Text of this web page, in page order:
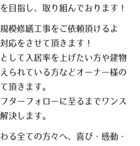
目指し、取り組んでおります！
模修繕工事をご依頼頂けるよ
応をさせて頂きます！
して入居率を上げたい方や建物
られている方などオーナー様の
頂きます。
ターフォローに至るまでワンス
決します。
る全ての方々へ、喜び・感動・